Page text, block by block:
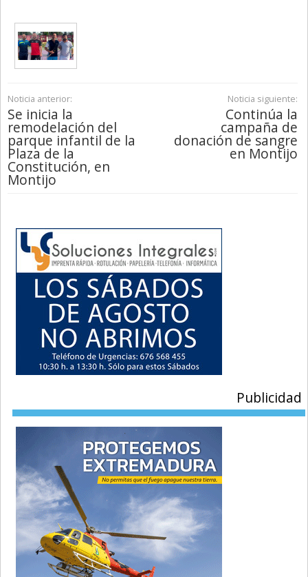
Noticia anterior:
Se inicia la
remodelación del
parque infantil de la
Plaza de la
Constitución, en
Montijo
Noticia siguiente:
Continúa la
campaña de
donación de sangre
en Montijo
Publicidad